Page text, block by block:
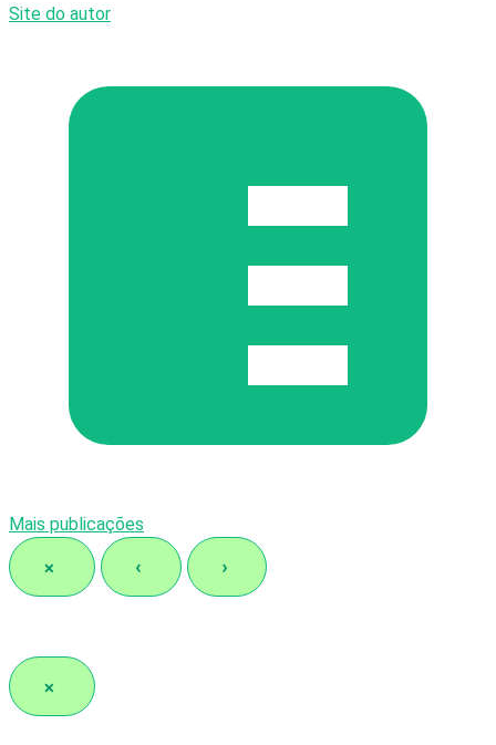
Site do autor
Mais publicações
× ‹ ›
×